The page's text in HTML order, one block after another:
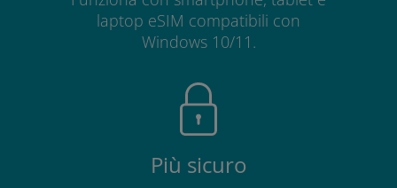
laptop eSIM compatibili con
Windows 10/11.
Più sicuro